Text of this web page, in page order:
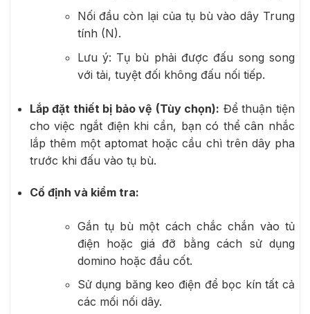
Nối đầu còn lại của tụ bù vào dây Trung
tính (N).
Lưu ý: Tụ bù phải được đấu song song
với tải, tuyệt đối không đấu nối tiếp.
Lắp đặt thiết bị bảo vệ (Tùy chọn): Để thuận tiện
cho việc ngắt điện khi cần, bạn có thể cân nhắc
lắp thêm một aptomat hoặc cầu chì trên dây pha
trước khi đấu vào tụ bù.
Cố định và kiểm tra:
Gắn tụ bù một cách chắc chắn vào tủ
điện hoặc giá đỡ bằng cách sử dụng
domino hoặc đầu cốt.
Sử dụng băng keo điện để bọc kín tất cả
các mối nối dây.